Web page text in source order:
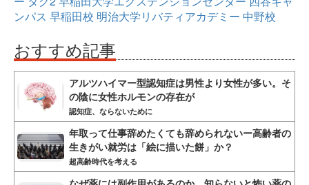
ンパス 早稲田校 明治大学リバティアカデミー 中野校
おすすめ記事
アルツハイマー型認知症は男性より女性が多い。そ
の陰に女性ホルモンの存在が
認知症、ならないために
年取って仕事辞めたくても辞められないー高齢者の
生きがい就労は「絵に描いた餅」か？
超高齢時代を考える